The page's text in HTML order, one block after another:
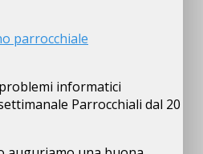
parrocchiale
informatici
Parrocchiali dal 20